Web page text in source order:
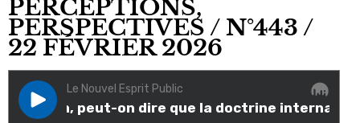
PERCEPTIONS,
PERSPECTIVES / N°443 /
22 FÉVRIER 2026